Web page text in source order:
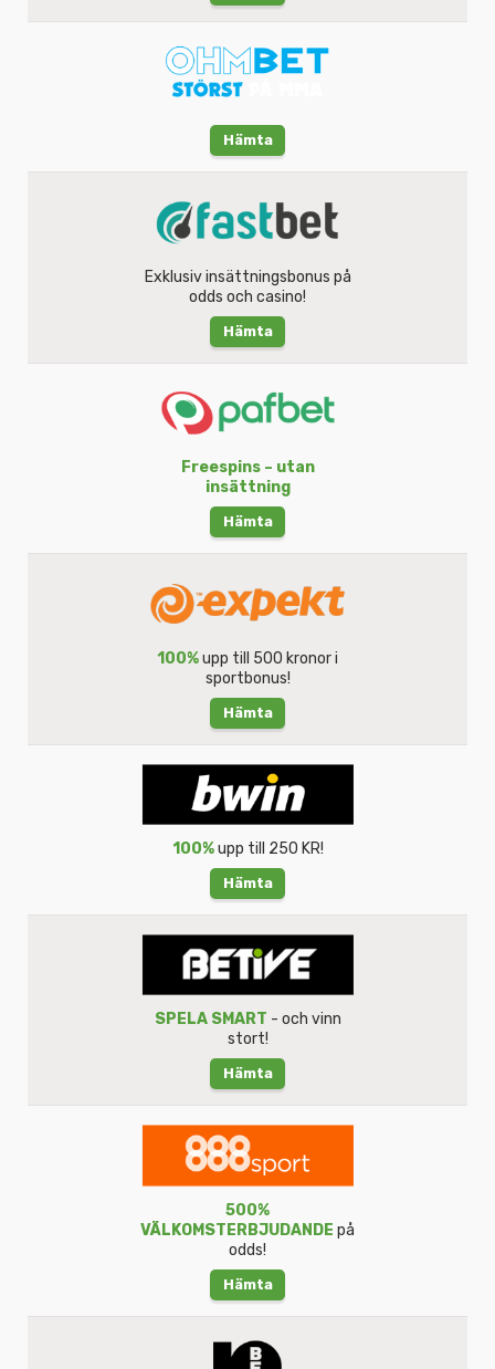
Hämta
Exklusiv insättningsbonus på
odds och casino!
Hämta
Freespins – utan
insättning
Hämta
100%upp till 500 kronor i
sportbonus!
Hämta
100%upp till 250 KR!
Hämta
SPELA SMART - och vinn
stort!
Hämta
500%
VÄLKOMSTERBJUDANDE på
odds!
Hämta